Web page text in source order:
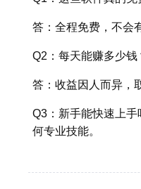
答：全程免费，不会
Q2：每天能赚多少钱
答：收益因人而异，
Q3：新手能快速上
何专业技能。